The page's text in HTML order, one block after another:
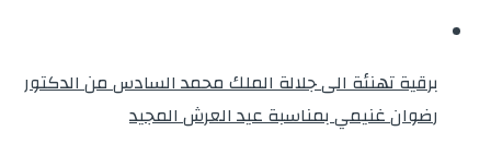
برقية تهنئة الى جلالة الملك محمد السادس من الدكتور
رضوان غنيمي بمناسبة عيد العرش المجيد